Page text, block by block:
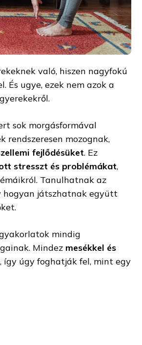
való, hiszen nagyfokú
És ugye, ezek nem azok a
sok morgásformával
rendszeresen mozognak,
fejlődésüket. Ez
stresszt és problémákat,
Tanulhatnak az
hogyan játszhatnak együtt
mindig
Mindez mesékkel és
így úgy foghatják fel, mint egy